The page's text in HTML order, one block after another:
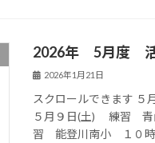
2026年 5月度
2026年1月21日
スクロールできます
５月９日(土) 練習 青
習 能登川南小 １０時